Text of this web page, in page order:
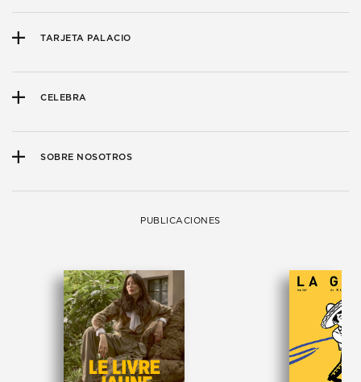
TARJETA PALACIO
CELEBRA
SOBRE NOSOTROS
PUBLICACIONES